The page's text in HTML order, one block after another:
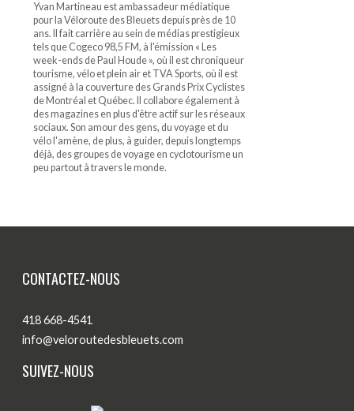
Yvan Martineau est ambassadeur médiatique
pour la Véloroute des Bleuets depuis près de 10
ans. Il fait carrière au sein de médias prestigieux
tels que Cogeco 98,5 FM, à l'émission « Les
week-ends de Paul Houde », où il est chroniqueur
tourisme, vélo et plein air et TVA Sports, où il est
assigné à la couverture des Grands Prix Cyclistes
de Montréal et Québec. Il collabore également à
des magazines en plus d'être actif sur les réseaux
sociaux. Son amour des gens, du voyage et du
vélo l'amène, de plus, à guider, depuis longtemps
déjà, des groupes de voyage en cyclotourisme un
peu partout à travers le monde.
CONTACTEZ-NOUS
418 668-4541
info@veloroutedesbleuets.com
SUIVEZ-NOUS